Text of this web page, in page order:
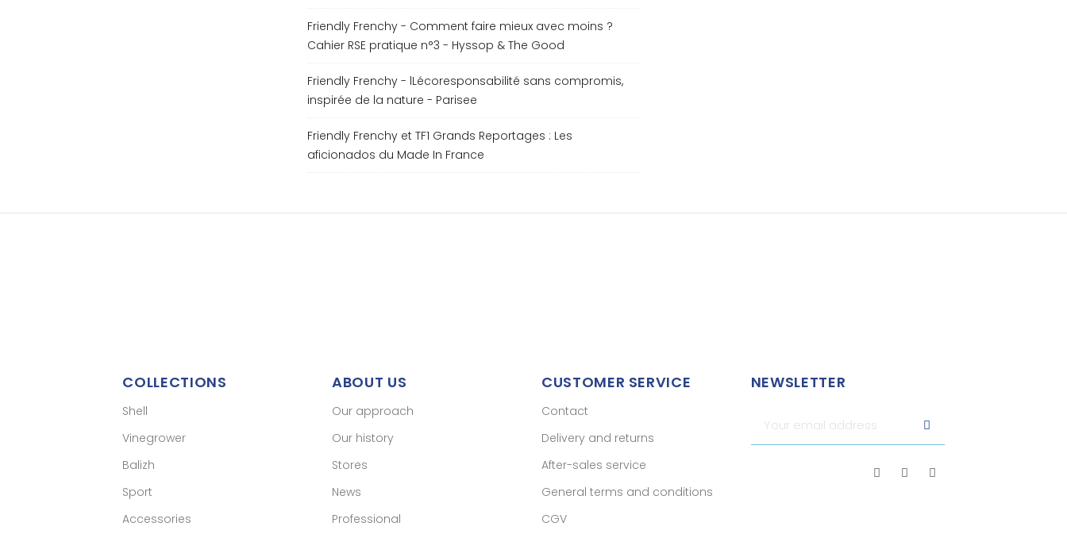
Friendly Frenchy - Comment faire mieux avec moins ?
Cahier RSE pratique n°3 - Hyssop & The Good
Friendly Frenchy - lLécoresponsabilité sans compromis,
inspirée de la nature - Parisee
Friendly Frenchy et TF1 Grands Reportages : Les
aficionados du Made In France
COLLECTIONS
Shell
Vinegrower
Balizh
Sport
Accessories
ABOUT US
Our approach
Our history
Stores
News
Professional
CUSTOMER SERVICE
Contact
Delivery and returns
After-sales service
General terms and conditions
CGV
NEWSLETTER